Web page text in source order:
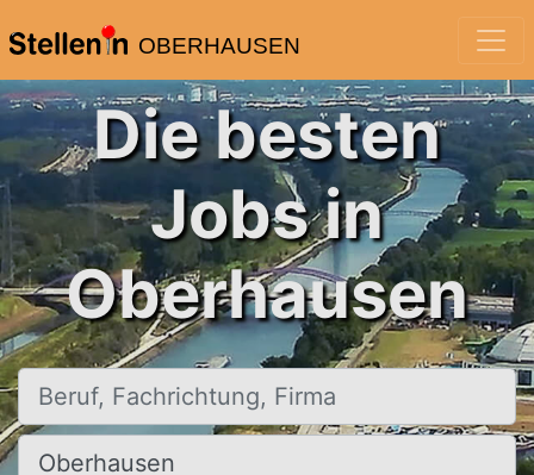
OBERHAUSEN
Die besten
Jobs in
Oberhausen
Beruf, Fachrichtung, Firma
Ort, Stadt